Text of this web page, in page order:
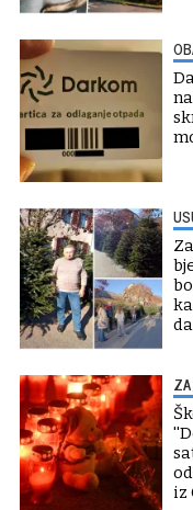
iz